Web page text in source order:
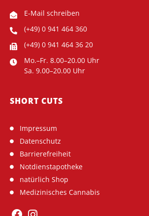
E-Mail schreiben
(+49) 0 941 464 360
(+49) 0 941 464 36 20
Mo.–Fr. 8.00–20.00 Uhr
Sa. 9.00–20.00 Uhr
SHORT CUTS
Impressum
Datenschutz
Barrierefreiheit
Notdienstapotheke
natürlich Shop
Medizinisches Cannabis